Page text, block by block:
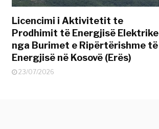
Licencimi i Aktivitetit te
Prodhimit të Energjisë Elektrike
nga Burimet e Ripërtërishme të
Energjisë në Kosovë (Erës)
23/07/2026